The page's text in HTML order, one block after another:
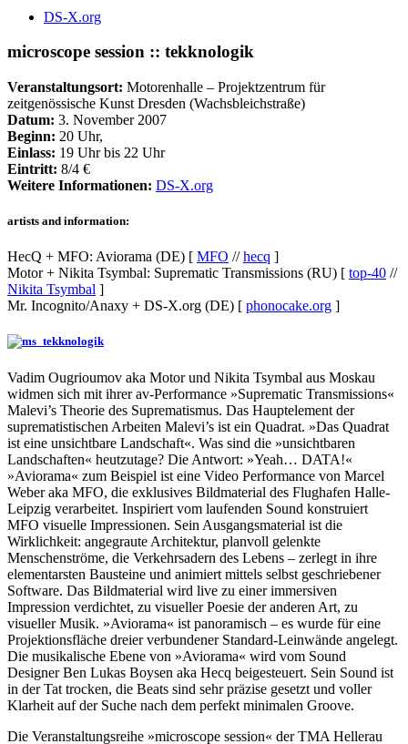
DS-X.org
microscope session :: tekknologik
Veranstaltungsort: Motorenhalle – Projektzentrum für
zeitgenössische Kunst Dresden (Wachsbleichstraße)
Datum: 3. November 2007
Beginn: 20 Uhr,
Einlass: 19 Uhr bis 22 Uhr
Eintritt: 8/4 €
Weitere Informationen: DS-X.org
artists and information:
HecQ + MFO: Aviorama (DE) [ MFO //hecq ]
Motor + Nikita Tsymbal: Suprematic Transmissions (RU) [ top-40 //
Nikita Tsymbal ]
Mr. Incognito/Anaxy + DS-X.org (DE) [ phonocake.org ]
Vadim Ougrioumov aka Motor und Nikita Tsymbal aus Moskau
widmen sich mit ihrer av-Performance »Suprematic Transmissions«
Malevi’s Theorie des Suprematismus. Das Hauptelement der
suprematistischen Arbeiten Malevi’s ist ein Quadrat. »Das Quadrat
ist eine unsichtbare Landschaft«. Was sind die »unsichtbaren
Landschaften« heutzutage? Die Antwort: »Yeah… DATA!«
»Aviorama« zum Beispiel ist eine Video Performance von Marcel
Weber aka MFO, die exklusives Bildmaterial des Flughafen Halle-
Leipzig verarbeitet. Inspiriert vom laufenden Sound konstruiert
MFO visuelle Impressionen. Sein Ausgangsmaterial ist die
Wirklichkeit: angegraute Architektur, planvoll gelenkte
Menschenströme, die Verkehrsadern des Lebens – zerlegt in ihre
elementarsten Bausteine und animiert mittels selbst geschriebener
Software. Das Bildmaterial wird live zu einer immersiven
Impression verdichtet, zu visueller Poesie der anderen Art, zu
visueller Musik. »Aviorama« ist panoramisch – es wurde für eine
Projektionsfläche dreier verbundener Standard-Leinwände angelegt.
Die musikalische Ebene von »Aviorama« wird vom Sound
Designer Ben Lukas Boysen aka Hecq beigesteuert. Sein Sound ist
in der Tat trocken, die Beats sind sehr präzise gesetzt und voller
Klarheit auf der Suche nach dem perfekt minimalen Groove.
Die Veranstaltungsreihe »microscope session« der TMA Hellerau